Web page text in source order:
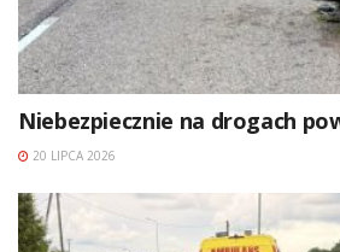
Niebezpiecznie na drogach
20 LIPCA 2026